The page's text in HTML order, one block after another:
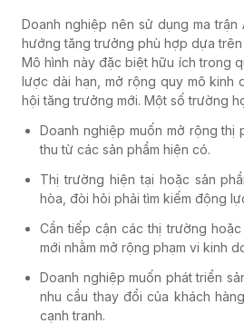
Doanh nghiệp nên sử dụng ma trận
hướng tăng trưởng phù hợp dựa trên
Mô hình này đặc biệt hữu ích trong
lược dài hạn, mở rộng quy mô kinh
hội tăng trưởng mới. Một số trường
Doanh nghiệp muốn mở rộng thị
thu từ các sản phẩm hiện có.
Thị trường hiện tại hoặc sản
hòa, đòi hỏi phải tìm kiếm động
Cần tiếp cận các thị trường
mới nhằm mở rộng phạm vi kinh
Doanh nghiệp muốn phát triển
nhu cầu thay đổi của khách
cạnh tranh.